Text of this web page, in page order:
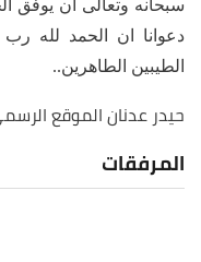
سبحانه وتعالى ان يوفق
دعوانا ان الحمد لله
الطيبين الطاهرين..
حيدر عدنانالموقع
المرفقات